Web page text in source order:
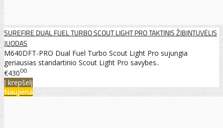
SUREFIRE DUAL FUEL TURBO SCOUT LIGHT PRO TAKTINIS ŽIBINTUVĖLIS
JUODAS
M640DFT-PRO Dual Fuel Turbo Scout Light Pro sujungia
geriausias standartinio Scout Light Pro savybes..
€43000
Į krepšelį
Naujiena